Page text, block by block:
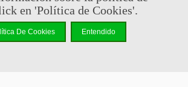
en 'Política de Cookies'.
De Cookies Entendido